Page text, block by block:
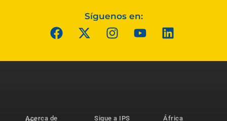
Síguenos en:
Acerca de
Sigue a IPS
África